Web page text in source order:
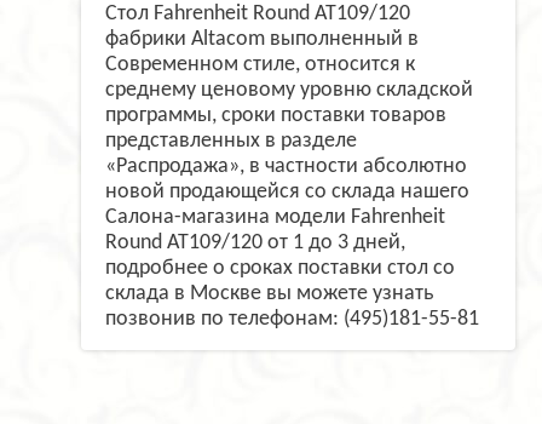
Стол Fahrenheit Round AT109/120
фабрики Altacom выполненный в
Современном стиле, относится к
среднему ценовому уровню складской
программы, сроки поставки товаров
представленных в разделе
«Распродажа», в частности абсолютно
новой продающейся со склада нашего
Салона-магазина модели Fahrenheit
Round AT109/120 от 1 до 3 дней,
подробнее о сроках поставки стол со
склада в Москве вы можете узнать
позвонив по телефонам: (495)181-55-81